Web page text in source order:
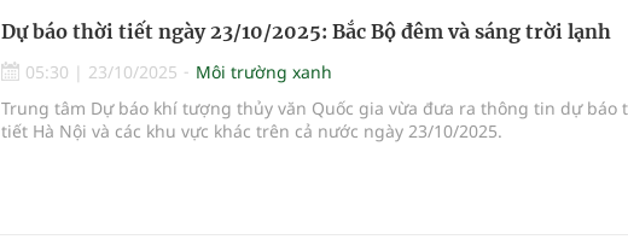
Dự báo thời tiết ngày 23/10/2025: Bắc Bộ đêm và sáng trời lạnh
05:30 | 23/10/2025
Môi trường xanh
Trung tâm Dự báo khí tượng thủy văn Quốc gia vừa đưa ra thông tin dự báo
tiết Hà Nội và các khu vực khác trên cả nước ngày 23/10/2025.